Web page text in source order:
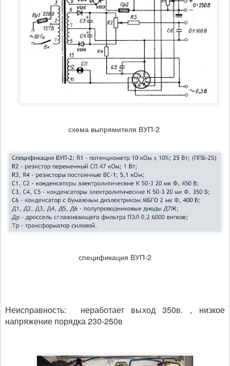
схема выпрямителя ВУП-2
спецификация ВУП-2
Неисправность: неработает выход 350в. , низкое
напряжение порядка 230-250в